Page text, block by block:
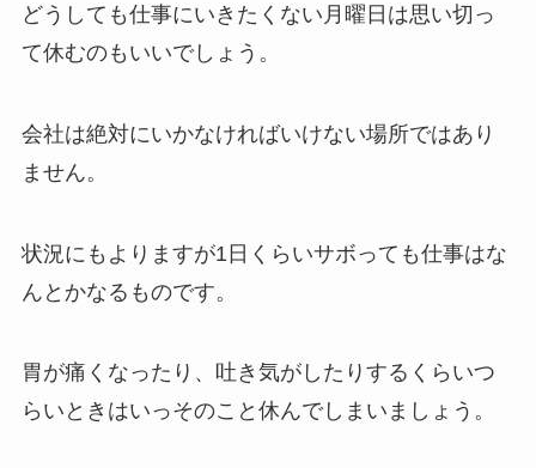
どうしても仕事にいきたくない月曜日は思い切っ
て休むのもいいでしょう。
会社は絶対にいかなければいけない場所ではあり
ません。
状況にもよりますが1日くらいサボっても仕事はな
んとかなるものです。
胃が痛くなったり、吐き気がしたりするくらいつ
らいときはいっそのこと休んでしまいましょう。